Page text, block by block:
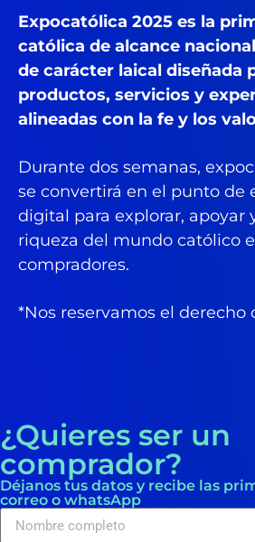
Expocatólica 2025 es la
católica de alcance
de carácter laical diseñada
productos, servicios y
alineadas con la fe y los
Durante dos semanas,
se convertirá en el punto de
digital para explorar, apoyar
riqueza del mundo católico
compradores.
*Nos reservamos el derecho
¿Quieres ser un
comprador?
Déjanos tus datos y recibe las
correo o whatsApp